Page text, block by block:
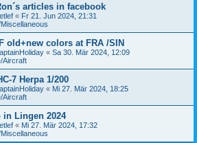
articles in facebook
« Fr 21. Jun 2024, 21:31
old+new colors at FRA /SIN
« Sa 30. Mär 2024, 12:09
Aircraft
7 Herpa 1/200
« Mi 27. Mär 2024, 18:25
Aircraft
Lingen 2024
« Mi 27. Mär 2024, 17:32